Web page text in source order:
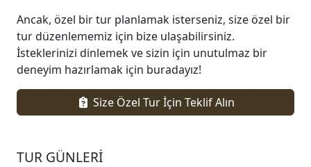
Ancak, özel bir tur planlamak isterseniz, size özel bir
tur düzenlememiz için bize ulaşabilirsiniz.
İsteklerinizi dinlemek ve sizin için unutulmaz bir
deneyim hazırlamak için buradayız!
Size Özel Tur İçin Teklif Alın
TUR GÜNLERI